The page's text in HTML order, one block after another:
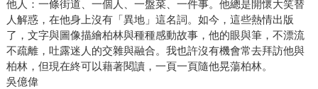
他人：一條街道、一個人、一盤菜、一件事。他總是開懷大笑替
人解惑，在他身上沒有「異地」這名詞。如今，這些熱情出版
了，文字與圖像描繪柏林與種種感動故事，他的眼與筆，不漂流
不疏離，吐露迷人的交雜與融合。我也許沒有機會常去拜訪他與
柏林，但現在終可以藉著閱讀，一頁一頁隨他晃蕩柏林。
吳億偉